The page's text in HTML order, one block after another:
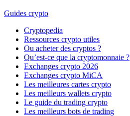
Guides crypto
Cryptopedia
Ressources crypto utiles
Ou acheter des cryptos ?
Qu’est-ce que la cryptomonnaie ?
Exchanges crypto 2026
Exchanges crypto MiCA
Les meilleures cartes crypto
Les meilleurs wallets crypto
Le guide du trading crypto
Les meilleurs bots de trading